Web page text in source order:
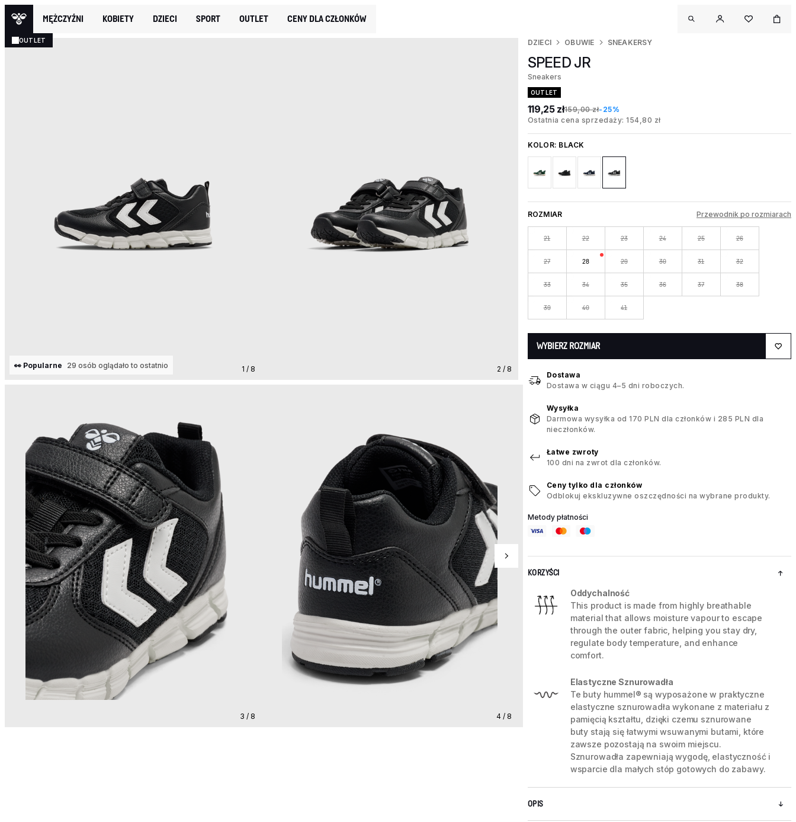
MĘŻCZYŹNI KOBIETY DZIECI SPORT OUTLET CENY DLA CZŁONKÓW
OUTLET
1 / 8
👀 Popularne 29 osób oglądało to ostatnio 2 / 8
3 / 8 4 / 8
DZIECI OBUWIE SNEAKERSY
SPEED JR
Sneakers
OUTLET
119,25 zł159,00 zł-25%
Ostatnia cena sprzedaży: 154,80 zł
KOLOR: BLACK
ROZMIAR Przewodnik po rozmiarach
21 22 23 24 25 26
27 28 29 30 31 32
33 34 35 36 37 38
39 40 41
WYBIERZ ROZMIAR
Dostawa
Dostawa w ciągu 4–5 dni roboczych.
Wysyłka
Darmowa wysyłka od 170 PLN dla członków i 285 PLN dla
nieczłonków.
Łatwe zwroty
100 dni na zwrot dla członków.
Ceny tylko dla członków
Odblokuj ekskluzywne oszczędności na wybrane produkty.
Metody płatności
KORZYŚCI
Oddychalność
This product is made from highly breathable
material that allows moisture vapour to escape
through the outer fabric, helping you stay dry,
regulate body temperature, and enhance
comfort.
Elastyczne Sznurowadła
Te buty hummel® są wyposażone w praktyczne
elastyczne sznurowadła wykonane z materiału z
pamięcią kształtu, dzięki czemu sznurowane
buty stają się łatwymi wsuwanymi butami, które
zawsze pozostają na swoim miejscu.
Sznurowadła zapewniają wygodę, elastyczność i
wsparcie dla małych stóp gotowych do zabawy.
OPIS